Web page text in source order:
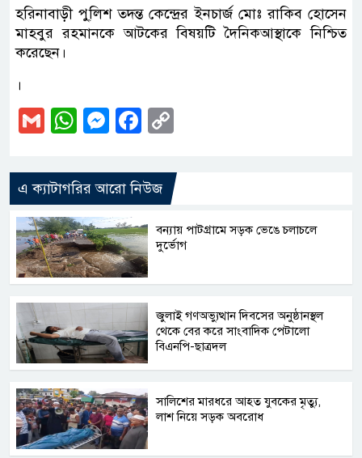
হরিনাবাড়ী পু্লিশ তদন্ত কেন্দ্রের ইনচার্জ মোঃ রাকিব হোসেন
মাহবুর রহমানকে আটকের বিষয়টি দৈনিকআস্থাকে নিশ্চিত
করেছেন।
।
GmailWhatsApp
Messenger
Facebook
এ ক্যাটাগরির আরো নিউজ
বন্যায় পাটগ্রামে সড়ক ভেঙে চলাচলে
দুর্ভোগ
জুলাই গণঅভ্যুত্থান দিবসের অনুষ্ঠানস্থল
থেকে বের করে সাংবাদিক পেটালো
বিএনপি-ছাত্রদল
সালিশের মারধরে আহত যুবকের মৃত্যু,
লাশ নিয়ে সড়ক অবরোধ